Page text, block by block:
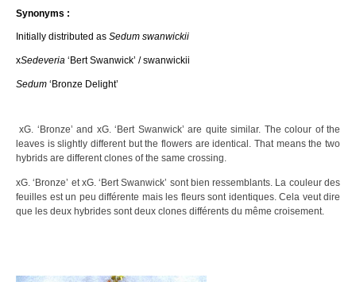
Synonyms :
Initially distributed as Sedum swanwickii
xSedeveria ‘Bert Swanwick’ / swanwickii
Sedum ‘Bronze Delight’
xG. ‘Bronze’ and xG. ‘Bert Swanwick’ are quite similar. The colour of the
leaves is slightly different but the flowers are identical. That means the two
hybrids are different clones of the same crossing.
xG. ‘Bronze’ et xG. ‘Bert Swanwick’ sont bien ressemblants. La couleur des
feuilles est un peu différente mais les fleurs sont identiques. Cela veut dire
que les deux hybrides sont deux clones différents du même croisement.